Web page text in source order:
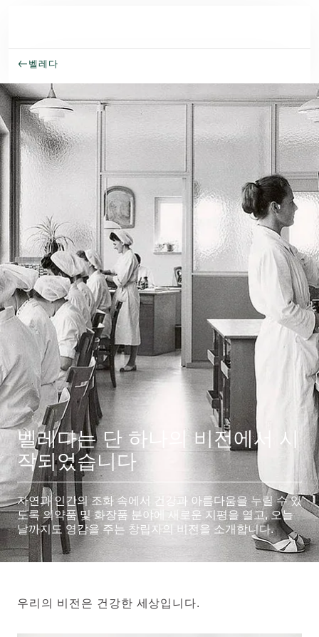
벨레다
벨레다는 단 하나의 비전에서 시
작되었습니다
자연과 인간의 조화 속에서 건강과 아름다움을 누릴 수 있
도록 의약품 및 화장품 분야에 새로운 지평을 열고, 오늘
날까지도 영감을 주는 창립자의 비전을 소개합니다.
우리의 비전은 건강한 세상입니다.